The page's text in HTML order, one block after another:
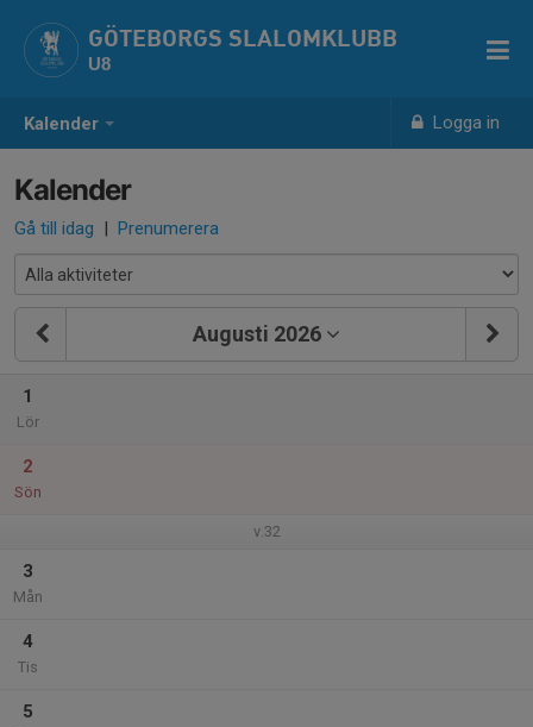
Kalender Logga in
GÖTEBORGS SLALOMKLUBB
U8
Kalender
Gå till idag | Prenumerera
Augusti 2026
1
Lör
2
Sön
v.32
3
Mån
4
Tis
5